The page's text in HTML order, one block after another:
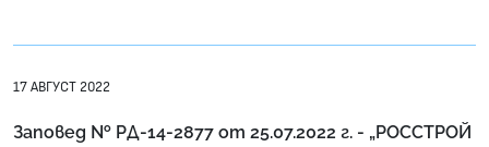
17 АВГУСТ 2022
Заповед № РД-14-2877 от 25.07.2022 г. - „РОССТРОЙ